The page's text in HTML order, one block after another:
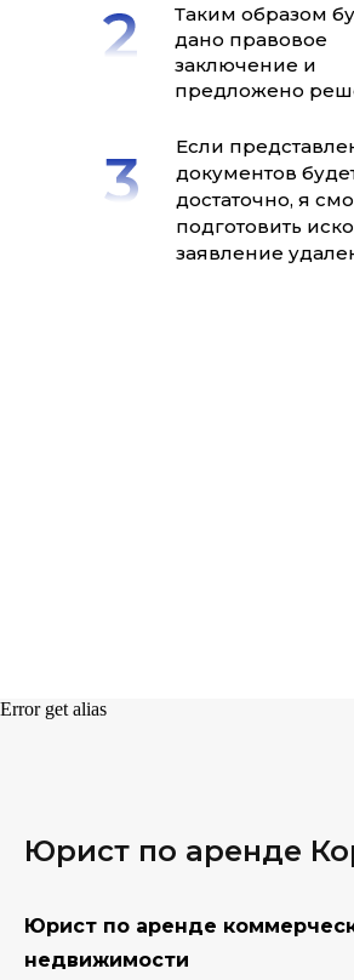
Таким образом
дано правовое
заключение и
предложено
Если
документов
достаточно, я
подготовить
заявление
Error get alias
Юрист по аренде
Юрист по аренде
недвижимости